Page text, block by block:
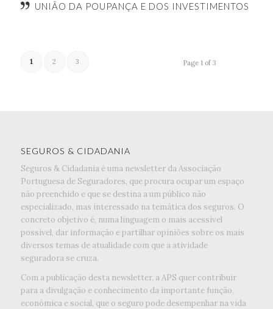
UNIÃO DA POUPANÇA E DOS INVESTIMENTOS
Page 1 of 3
1 2 3
SEGUROS & CIDADANIA
Seguros & Cidadania é uma newsletter da Associação
Portuguesa de Seguradores, que procura ocupar um espaço
não preenchido e que se destina a um público não
especializado, mas interessado na temática dos seguros. O
concreto objetivo é, numa linguagem o mais acessível
possível, dar informação e partilhar opiniões sobre os mais
diversos temas de atualidade com que a atividade
seguradora se cruza.
Com a publicação desta newsletter, a APS quer contribuir
para a divulgação e conhecimento da importante função,
económica e social, que o seguro pode desempenhar na vida